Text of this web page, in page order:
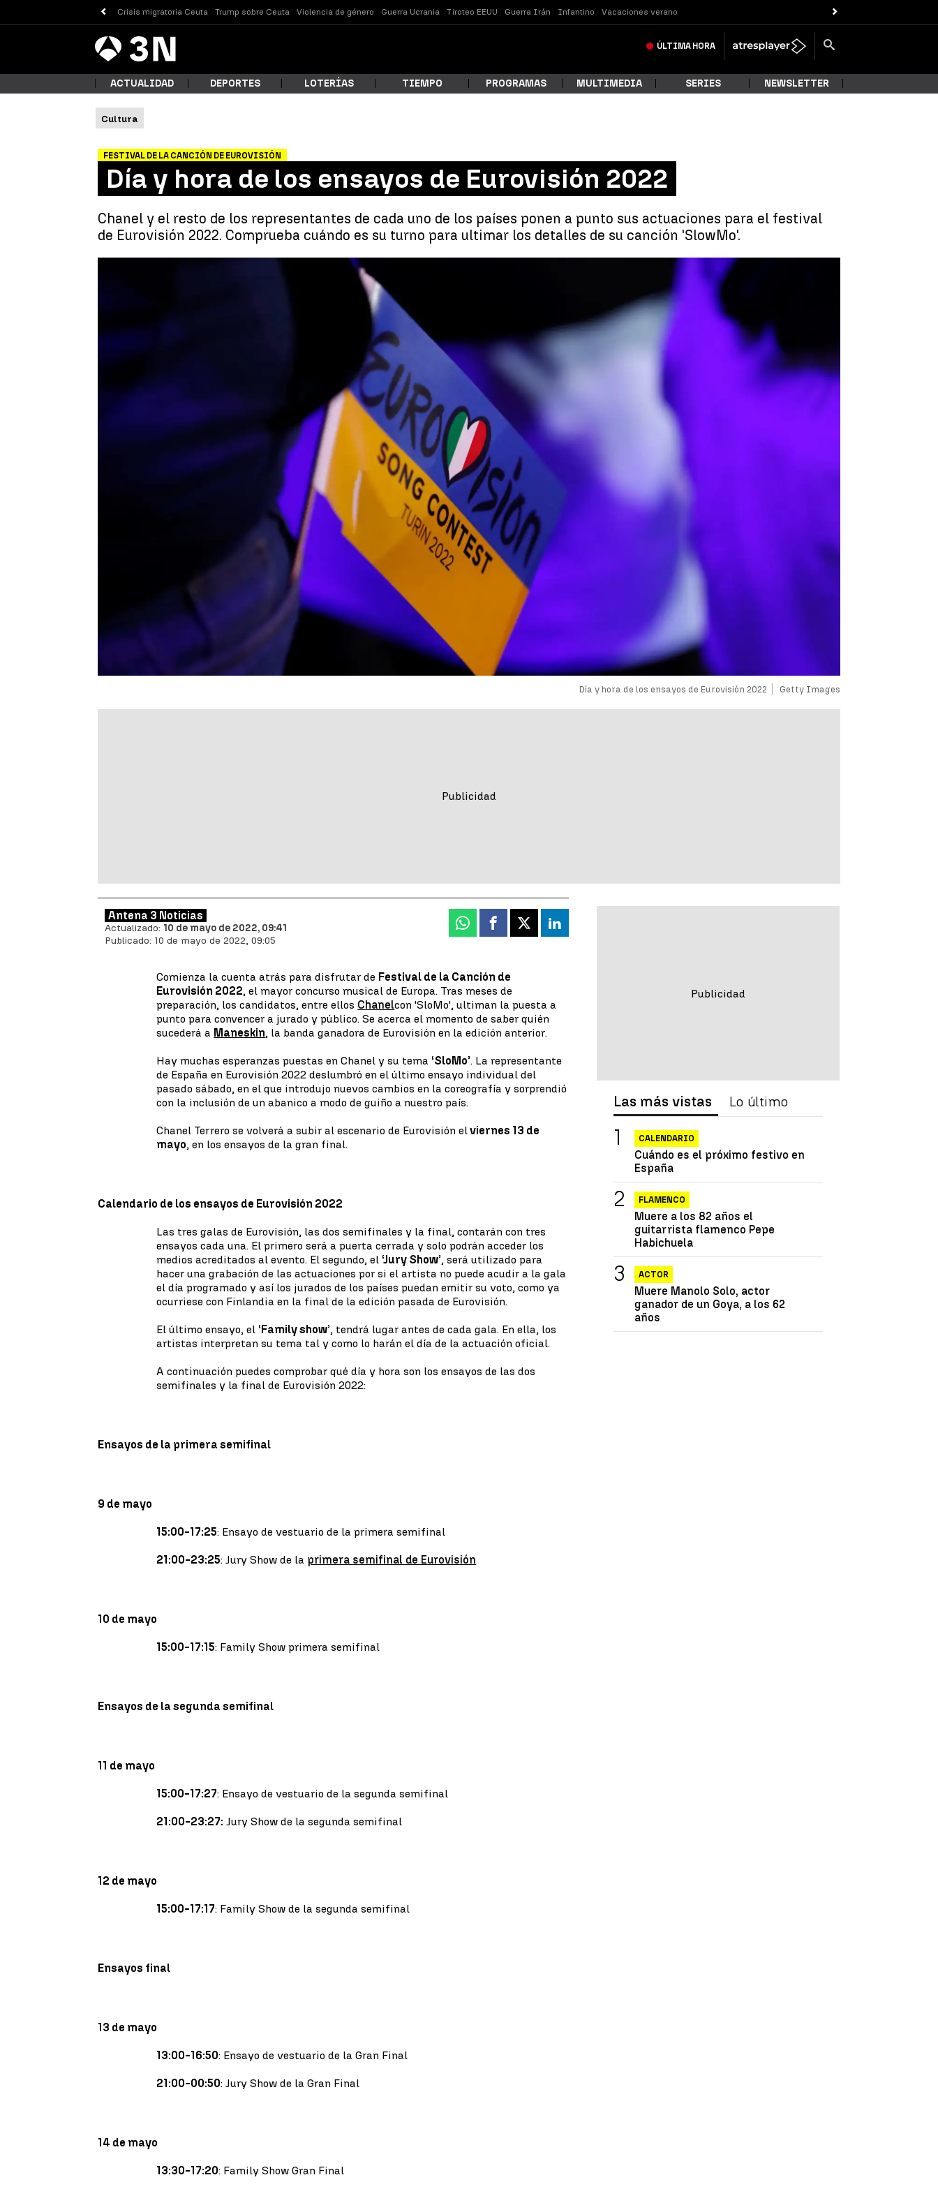
Crisis migratoria Ceuta Trump sobre Ceuta Violencia de género Guerra Ucrania Tiroteo EEUU Guerra Irán Infantino Vacaciones verano
Antena
3 Noticias ÚLTIMA HORA
¿Qué estás buscando?
ACTUALIDAD DEPORTES LOTERÍAS TIEMPO PROGRAMAS MULTIMEDIA SERIES NEWSLETTER
Cultura
FESTIVAL DE LA CANCIÓN DE EUROVISIÓN
Día y hora de los ensayos de Eurovisión 2022
Chanel y el resto de los representantes de cada uno de los países ponen a punto sus actuaciones para el festival
de Eurovisión 2022. Comprueba cuándo es su turno para ultimar los detalles de su canción 'SlowMo'.
Día y hora de los ensayos de Eurovisión 2022 Getty Images
Antena 3 Noticias
Actualizado: 10 de mayo de 2022, 09:41
Publicado: 10 de mayo de 2022, 09:05
Whatsapp
Facebook
X Linkedin
Comienza la cuenta atrás para disfrutar de Festival de la Canción de
Eurovisión 2022, el mayor concurso musical de Europa. Tras meses de
preparación, los candidatos, entre ellos Chanelcon 'SloMo', ultiman la puesta a
punto para convencer a jurado y público. Se acerca el momento de saber quién
sucederá a Maneskin, la banda ganadora de Eurovisión en la edición anterior.
Hay muchas esperanzas puestas en Chanel y su tema ‘SloMo’. La representante
de España en Eurovisión 2022 deslumbró en el último ensayo individual del
pasado sábado, en el que introdujo nuevos cambios en la coreografía y sorprendió
con la inclusión de un abanico a modo de guiño a nuestro país.
Chanel Terrero se volverá a subir al escenario de Eurovisión elviernes 13 de
mayo, en los ensayos de la gran final.
Calendario de los ensayos de Eurovisión 2022
Las tres galas de Eurovisión, las dos semifinales y la final, contarán con tres
ensayos cada una. El primero será a puerta cerrada y solo podrán acceder los
medios acreditados al evento. El segundo, el ‘Jury Show’, será utilizado para
hacer una grabación de las actuaciones por si el artista no puede acudir a la gala
el día programado y así los jurados de los países puedan emitir su voto, como ya
ocurriese con Finlandia en la final de la edición pasada de Eurovisión.
El último ensayo, el ‘Family show’, tendrá lugar antes de cada gala. En ella, los
artistas interpretan su tema tal y como lo harán el día de la actuación oficial.
A continuación puedes comprobar qué día y hora son los ensayos de las dos
semifinales y la final de Eurovisión 2022:
Ensayos de la primera semifinal
9 de mayo
15:00-17:25: Ensayo de vestuario de la primera semifinal
21:00-23:25: Jury Show de la primera semifinal de Eurovisión
10 de mayo
15:00-17:15: Family Show primera semifinal
Ensayos de la segunda semifinal
11 de mayo
15:00-17:27: Ensayo de vestuario de la segunda semifinal
21:00-23:27: Jury Show de la segunda semifinal
12 de mayo
15:00-17:17: Family Show de la segunda semifinal
Ensayos final
13 de mayo
13:00-16:50: Ensayo de vestuario de la Gran Final
21:00-00:50: Jury Show de la Gran Final
14 de mayo
13:30-17:20: Family Show Gran Final
Las más vistas Lo último
CALENDARIO
Cuándo es el próximo festivo en
España
FLAMENCO
Muere a los 82 años el
guitarrista flamenco Pepe
Habichuela
ACTOR
Muere Manolo Solo, actor
ganador de un Goya, a los 62
años